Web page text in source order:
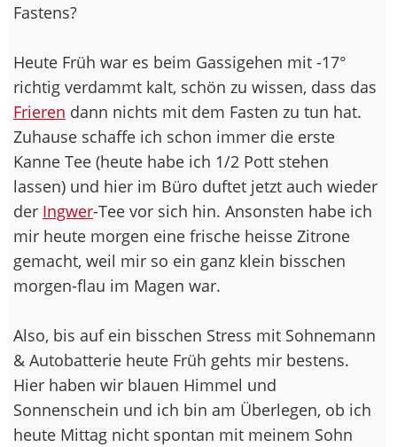
Fastens?
Heute Früh war es beim Gassigehen mit -17°
richtig verdammt kalt, schön zu wissen, dass das
Frieren dann nichts mit dem Fasten zu tun hat.
Zuhause schaffe ich schon immer die erste
Kanne Tee (heute habe ich 1/2 Pott stehen
lassen) und hier im Büro duftet jetzt auch wieder
der Ingwer-Tee vor sich hin. Ansonsten habe ich
mir heute morgen eine frische heisse Zitrone
gemacht, weil mir so ein ganz klein bisschen
morgen-flau im Magen war.
Also, bis auf ein bisschen Stress mit Sohnemann
& Autobatterie heute Früh gehts mir bestens.
Hier haben wir blauen Himmel und
Sonnenschein und ich bin am Überlegen, ob ich
heute Mittag nicht spontan mit meinem Sohn